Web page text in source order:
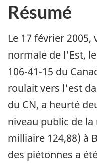
Résumé
Le 17 février 2005,
normale de l'Est,
106-41-15 du
roulait vers l'est
du CN, a heurté
niveau public de
milliaire 124,88) à
des piétonnes a